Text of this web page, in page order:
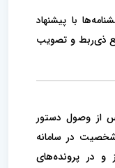
با پیشنهاد
ذی‌ربط و تصویب
از وصول دستور
در سامانه
در پرونده‌های